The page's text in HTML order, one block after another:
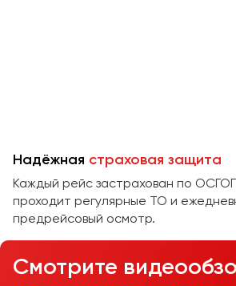
Надёжная страховая защита
Каждый рейс застрахован по
проходит регулярные ТО и
предрейсовый осмотр.
Смотрите